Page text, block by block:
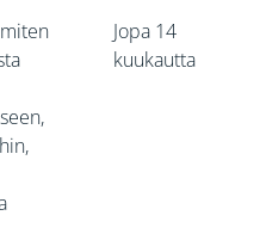
Jopa 14
kuukautta